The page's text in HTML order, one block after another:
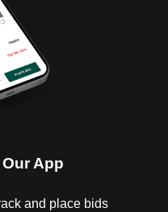
App
and place bids